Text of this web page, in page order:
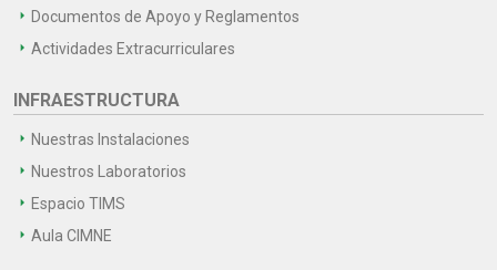
Documentos de Apoyo y Reglamentos
Actividades Extracurriculares
INFRAESTRUCTURA
Nuestras Instalaciones
Nuestros Laboratorios
Espacio TIMS
Aula CIMNE